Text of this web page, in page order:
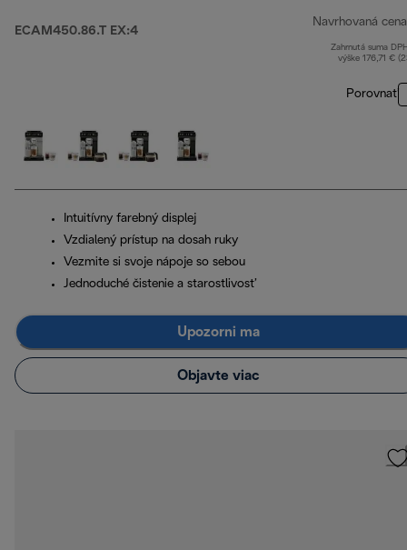
ECAM450.86.T EX:4
Navrhovaná cena
Zahrnutá suma
výške 176,71 €
Porovnať
Intuitívny farebný displej
Vzdialený prístup na dosah ruky
Vezmite si svoje nápoje so sebou
Jednoduché čistenie a starostlivosť
Upozorni ma
Objavte viac